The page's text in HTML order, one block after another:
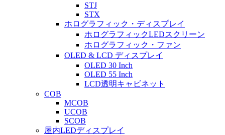
STJ
STX
ホログラフィック・ディスプレイ
ホログラフィックLEDスクリーン
ホログラフィック・ファン
OLED & LCD ディスプレイ
OLED 30 Inch
OLED 55 Inch
LCD透明キャビネット
COB
MCOB
UCOB
SCOB
屋内LEDディスプレイ